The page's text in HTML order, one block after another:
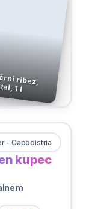
ribez,
1 l
- Capodistria
kupec